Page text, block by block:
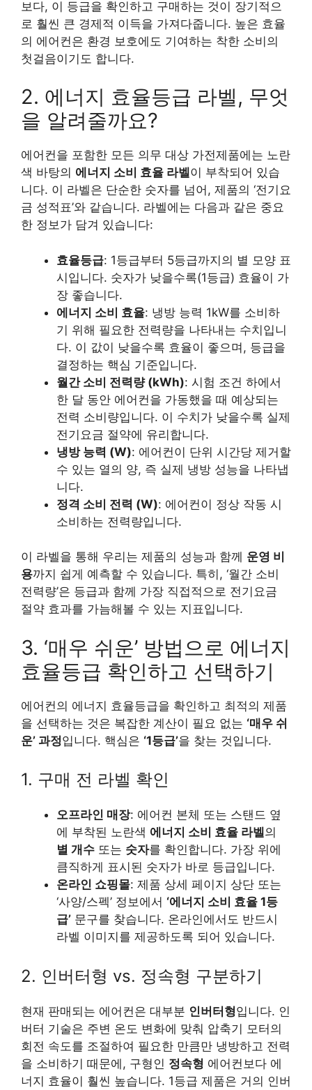
보다, 이 등급을 확인하고 구매하는 것이 장기적으
로 훨씬 큰 경제적 이득을 가져다줍니다. 높은 효율
의 에어컨은 환경 보호에도 기여하는 착한 소비의
첫걸음이기도 합니다.
2. 에너지 효율등급 라벨, 무엇
을 알려줄까요?
에어컨을 포함한 모든 의무 대상 가전제품에는 노란
색 바탕의 에너지 소비 효율 라벨이 부착되어 있습
니다. 이 라벨은 단순한 숫자를 넘어, 제품의 ‘전기요
금 성적표’와 같습니다. 라벨에는 다음과 같은 중요
한 정보가 담겨 있습니다:
효율등급: 1등급부터 5등급까지의 별 모양 표
시입니다. 숫자가 낮을수록(1등급) 효율이 가
장 좋습니다.
에너지 소비 효율: 냉방 능력 1kW를 소비하
기 위해 필요한 전력량을 나타내는 수치입니
다. 이 값이 낮을수록 효율이 좋으며, 등급을
결정하는 핵심 기준입니다.
월간 소비 전력량 (kWh): 시험 조건 하에서
한 달 동안 에어컨을 가동했을 때 예상되는
전력 소비량입니다. 이 수치가 낮을수록 실제
전기요금 절약에 유리합니다.
냉방 능력 (W): 에어컨이 단위 시간당 제거할
수 있는 열의 양, 즉 실제 냉방 성능을 나타냅
니다.
정격 소비 전력 (W): 에어컨이 정상 작동 시
소비하는 전력량입니다.
이 라벨을 통해 우리는 제품의 성능과 함께 운영 비
용까지 쉽게 예측할 수 있습니다. 특히, ‘월간 소비
전력량’은 등급과 함께 가장 직접적으로 전기요금
절약 효과를 가늠해볼 수 있는 지표입니다.
3. ‘매우 쉬운’ 방법으로 에너지
효율등급 확인하고 선택하기
에어컨의 에너지 효율등급을 확인하고 최적의 제품
을 선택하는 것은 복잡한 계산이 필요 없는 ‘매우 쉬
운’ 과정입니다. 핵심은 ‘1등급’을 찾는 것입니다.
1. 구매 전 라벨 확인
오프라인 매장: 에어컨 본체 또는 스탠드 옆
에 부착된 노란색 에너지 소비 효율 라벨의
별 개수 또는 숫자를 확인합니다. 가장 위에
큼직하게 표시된 숫자가 바로 등급입니다.
온라인 쇼핑몰: 제품 상세 페이지 상단 또는
‘사양/스펙’ 정보에서 ‘에너지 소비 효율 1등
급’ 문구를 찾습니다. 온라인에서도 반드시
라벨 이미지를 제공하도록 되어 있습니다.
2. 인버터형 vs. 정속형 구분하기
현재 판매되는 에어컨은 대부분 인버터형입니다. 인
버터 기술은 주변 온도 변화에 맞춰 압축기 모터의
회전 속도를 조절하여 필요한 만큼만 냉방하고 전력
을 소비하기 때문에, 구형인 정속형 에어컨보다 에
너지 효율이 훨씬 높습니다. 1등급 제품은 거의 인버